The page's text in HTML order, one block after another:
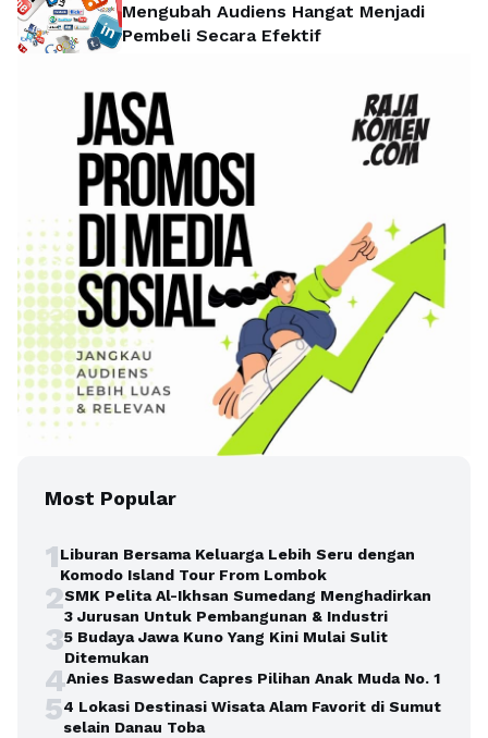
Mengubah Audiens Hangat Menjadi
Pembeli Secara Efektif
Most Popular
1Liburan Bersama Keluarga Lebih Seru dengan
Komodo Island Tour From Lombok
2SMK Pelita Al-Ikhsan Sumedang Menghadirkan
3 Jurusan Untuk Pembangunan & Industri
35 Budaya Jawa Kuno Yang Kini Mulai Sulit
Ditemukan
4Anies Baswedan Capres Pilihan Anak Muda No. 1
54 Lokasi Destinasi Wisata Alam Favorit di Sumut
selain Danau Toba